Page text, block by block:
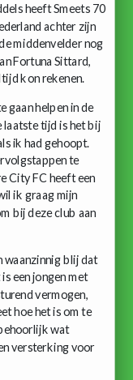
heeft Smeets 70
achter zijn
middenvelder nog
Fortuna Sittard,
kon rekenen.
gaan helpen in de
laatste tijd is het bij
ik had gehoopt.
te
City FC heeft een
ik graag mijn
bij deze club aan
waanzinnig blij dat
een jongen met
vermogen,
hoe het is om te
wat
versterking voor